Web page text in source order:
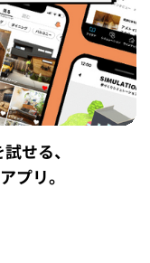
せる、
プリ。